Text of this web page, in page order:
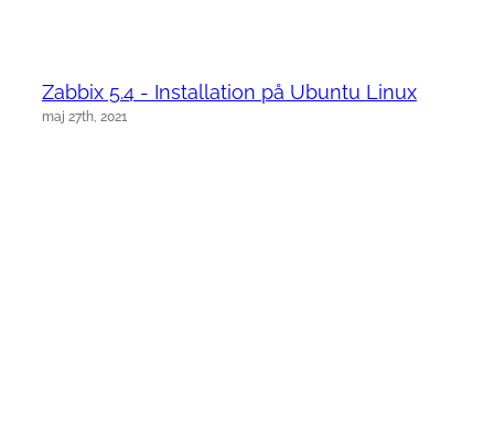
Zabbix 5.4 - Installation på Ubuntu Linux
maj 27th, 2021